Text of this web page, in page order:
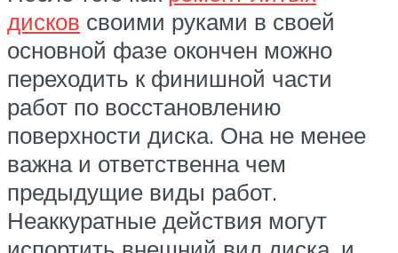
дисков своими руками в своей
основной фазе окончен можно
переходить к финишной части
работ по восстановлению
поверхности диска. Она не менее
важна и ответственна чем
предыдущие виды работ.
Неаккуратные действия могут